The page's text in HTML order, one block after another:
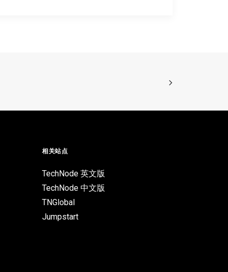
相关站点
TechNode 英文版
TechNode 中文版
TNGlobal
Jumpstart